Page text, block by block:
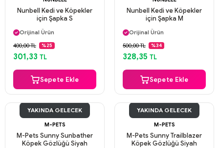
Nunbell Kedi ve Köpekler
için Şapka S
Aynı Gün Kargo
Orijinal Ürün
Güvenli Ödeme
Aynı Gün Kargo
400,00 TL %25
301,33 TL
Sepete Ekle
Nunbell Kedi ve Köpekler
için Şapka M
Aynı Gün Kargo
Orijinal Ürün
Güvenli Ödeme
Aynı Gün Kargo
500,00 TL %34
328,35 TL
Sepete Ekle
YAKINDA GELECEK
M-PETS
M-Pets Sunny Sunbather
Köpek Gözlüğü Siyah
YAKINDA GELECEK
M-PETS
M-Pets Sunny Trailblazer
Köpek Gözlüğü Siyah